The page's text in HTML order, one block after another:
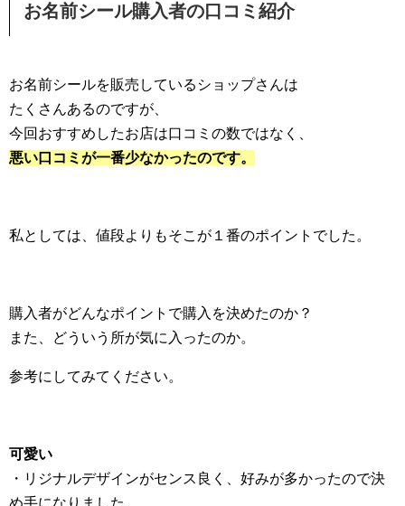
お名前シール購入者の口コミ紹介
お名前シールを販売しているショップさんは
たくさんあるのですが、
今回おすすめしたお店は口コミの数ではなく、
悪い口コミが一番少なかったのです。
私としては、値段よりもそこが１番のポイントでした。
購入者がどんなポイントで購入を決めたのか？
また、どういう所が気に入ったのか。
参考にしてみてください。
可愛い
・リジナルデザインがセンス良く、好みが多かったので決
め手になりました。